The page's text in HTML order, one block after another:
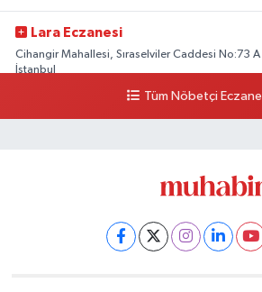
Lara Eczanesi
Cihangir Mahallesi, Sıraselviler Caddesi No:73
İstanbul
Yol Tarifi Al
Tüm Nöbetçi